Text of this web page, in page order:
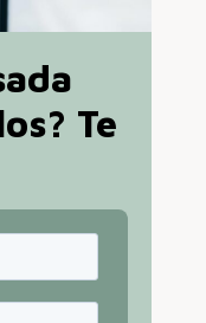
Te